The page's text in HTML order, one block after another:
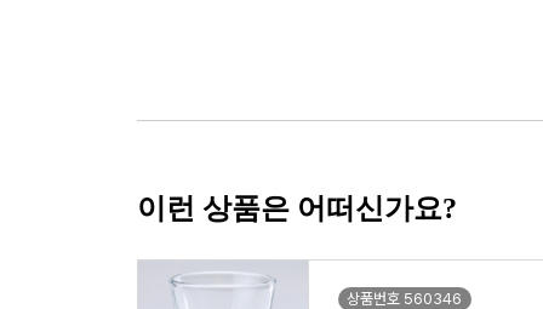
이런 상품은 어떠신가요?
상품번호 560346